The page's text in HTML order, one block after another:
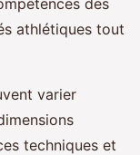
des
athlétiques tout
varier
techniques et